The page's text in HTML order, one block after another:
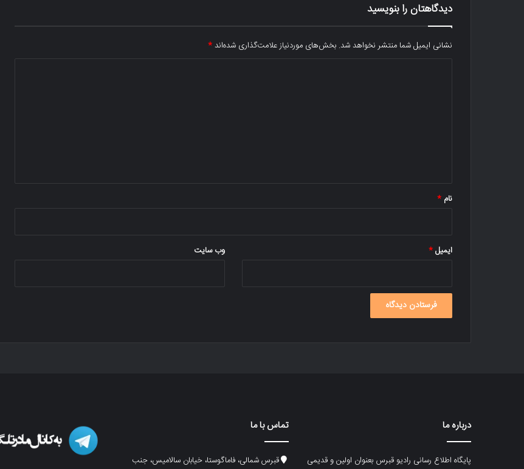
دیدگاهتان را بنویسید
نشانی ایمیل شما منتشر نخواهد شد. بخش‌های موردنیاز علامت‌گذاری شده‌اند*
نام *
ایمیل* وب‌ سایت
درباره ما
پایگاه اطلاع رسانی رادیو قبرس بعنوان اولین و قدیمی
تماس با ما
قبرس شمالی، فاماگوستا، خیابان سالامیس، جنب